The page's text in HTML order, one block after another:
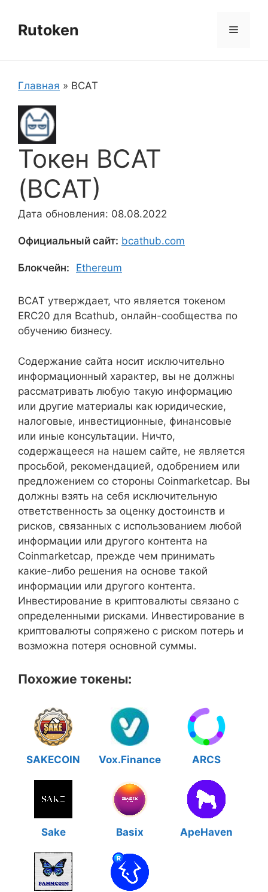
содержимому
Rutoken Меню
Главная » BCAT
Токен BCAT
(BCAT)
Дата обновления: 08.08.2022
Официальный сайт: bcathub.com
Блокчейн: Ethereum
BCAT утверждает, что является токеном
ERC20 для Bcathub, онлайн-сообщества по
обучению бизнесу.
Содержание сайта носит исключительно
информационный характер, вы не должны
рассматривать любую такую информацию
или другие материалы как юридические,
налоговые, инвестиционные, финансовые
или иные консультации. Ничто,
содержащееся на нашем сайте, не является
просьбой, рекомендацией, одобрением или
предложением со стороны Coinmarketcap. Вы
должны взять на себя исключительную
ответственность за оценку достоинств и
рисков, связанных с использованием любой
информации или другого контента на
Coinmarketcap, прежде чем принимать
какие-либо решения на основе такой
информации или другого контента.
Инвестирование в криптовалюты связано с
определенными рисками. Инвестирование в
криптовалюты сопряжено с риском потерь и
возможна потеря основной суммы.
Похожие токены:
SAKECOIN Vox.Finance ARCS
Sake Basix ApeHaven